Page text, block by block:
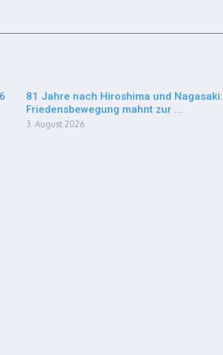
81 Jahre nach Hiroshima und Nagasaki:
Friedensbewegung mahnt zur ...
3. August 2026